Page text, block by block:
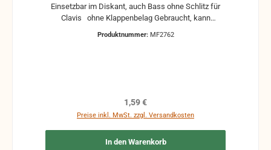
Einsetzbar im Diskant, auch Bass ohne Schlitz für
Clavis ohne Klappenbelag Gebraucht, kann
Produktnummer: MF2762
Regulärer Preis:
1,59 €
Preise inkl. MwSt. zzgl. Versandkosten
In den Warenkorb